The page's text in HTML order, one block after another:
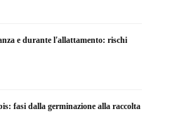
e durante l'allattamento: rischi
fasi dalla germinazione alla raccolta